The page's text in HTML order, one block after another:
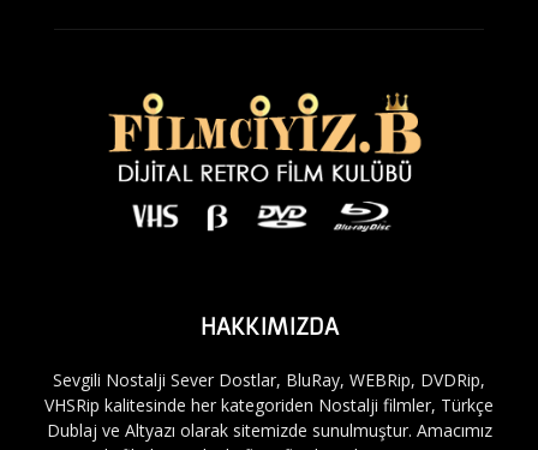
HAKKIMIZDA
Sevgili Nostalji Sever Dostlar, BluRay, WEBRip, DVDRip,
VHSRip kalitesinde her kategoriden Nostalji filmler, Türkçe
Dublaj ve Altyazı olarak sitemizde sunulmuştur. Amacımız